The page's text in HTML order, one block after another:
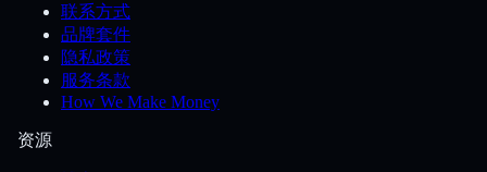
联系方式
品牌套件
隐私政策
服务条款
How We Make Money
资源